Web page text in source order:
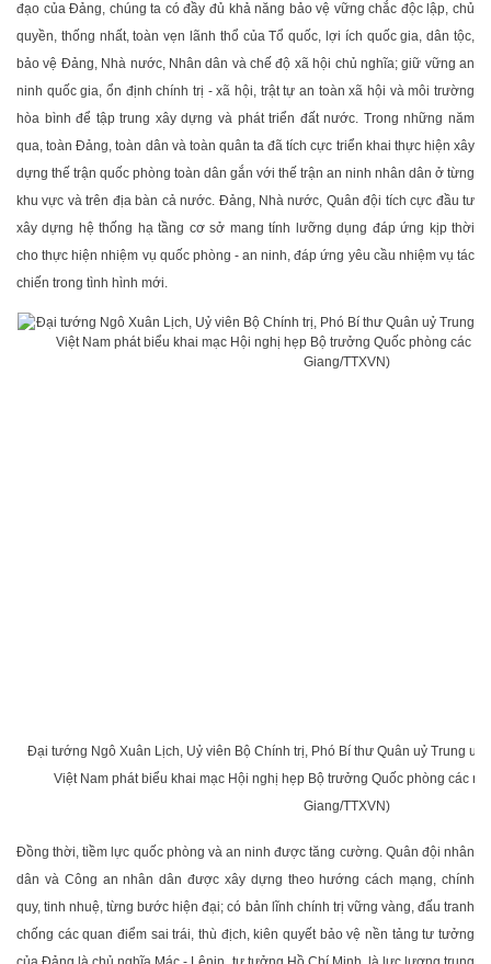
đạo của Đảng, chúng ta có đầy đủ khả năng bảo vệ vững chắc độc lập, chủ
quyền, thống nhất, toàn vẹn lãnh thổ của Tổ quốc, lợi ích quốc gia, dân tộc,
bảo vệ Đảng, Nhà nước, Nhân dân và chế độ xã hội chủ nghĩa; giữ vững an
ninh quốc gia, ổn định chính trị - xã hội, trật tự an toàn xã hội và môi trường
hòa bình để tập trung xây dựng và phát triển đất nước. Trong những năm
qua, toàn Đảng, toàn dân và toàn quân ta đã tích cực triển khai thực hiện xây
dựng thế trận quốc phòng toàn dân gắn với thế trận an ninh nhân dân ở từng
khu vực và trên địa bàn cả nước. Đảng, Nhà nước, Quân đội tích cực đầu tư
xây dựng hệ thống hạ tầng cơ sở mang tính lưỡng dụng đáp ứng kịp thời
cho thực hiện nhiệm vụ quốc phòng - an ninh, đáp ứng yêu cầu nhiệm vụ tác
chiến trong tình hình mới.
Đại tướng Ngô Xuân Lịch, Uỷ viên Bộ Chính trị, Phó Bí thư Quân uỷ Trung
Việt Nam phát biểu khai mạc Hội nghị hẹp Bộ trưởng Quốc phòng các
Giang/TTXVN)
Đồng thời, tiềm lực quốc phòng và an ninh được tăng cường. Quân đội nhân
dân và Công an nhân dân được xây dựng theo hướng cách mạng, chính
quy, tinh nhuệ, từng bước hiện đại; có bản lĩnh chính trị vững vàng, đấu tranh
chống các quan điểm sai trái, thù địch, kiên quyết bảo vệ nền tảng tư tưởng